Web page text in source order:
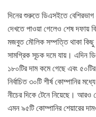
দিনের শুরুতে ডিএসইতে বেশিরভাগ
দেখতে পাওয়া গেলেও শেষ দফায়
মজবুত মৌলিক সম্পত্তি থাকা কিছু
সামগ্রিক সূচক দমে যায়। এদিন
১৮০টির দাম কমে গেছে এবং
নির্বাচিত ৩০টি শীর্ষ কোম্পানির
নীচের দিকে টেনে নিয়েছে। আরও
এমন ৯৫টি কোম্পানির শেয়ারের